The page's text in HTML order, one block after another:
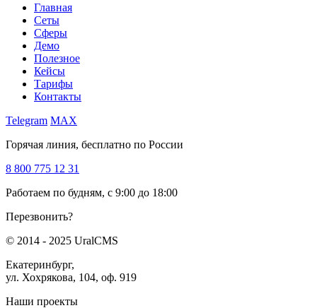
Главная
Сеты
Сферы
Демо
Полезное
Кейсы
Тарифы
Контакты
Telegram MAX
Горячая линия, бесплатно по России
8 800 775 12 31
Работаем по будням, с 9:00 до 18:00
Перезвонить?
© 2014 - 2025 UralCMS
Екатеринбург,
ул. Хохрякова, 104, оф. 919
Наши проекты